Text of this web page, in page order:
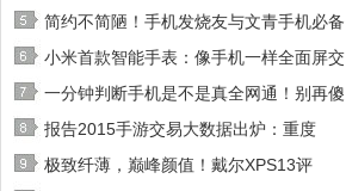
简约不简陋！手机发烧友与文青手机必备
小米首款智能手表：像手机一样全面屏交
一分钟判断手机是不是真全网通！别再傻
报告2015手游交易大数据出炉：重度
极致纤薄，巅峰颜值！戴尔XPS13评